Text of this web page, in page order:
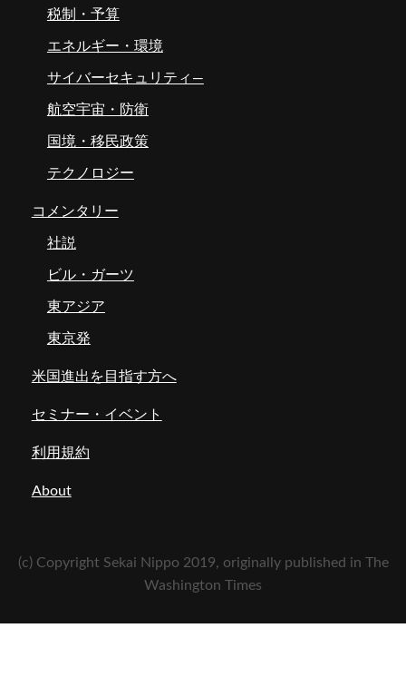
税制・予算
エネルギー・環境
サイバーセキュリティ―
航空宇宙・防衛
国境・移民政策
テクノロジー
コメンタリー
社説
ビル・ガーツ
東アジア
東京発
米国進出を目指す方へ
セミナー・イベント
利用規約
About
(c) Copyright Sekai Nippo 2019, originally published in The
Washington Times